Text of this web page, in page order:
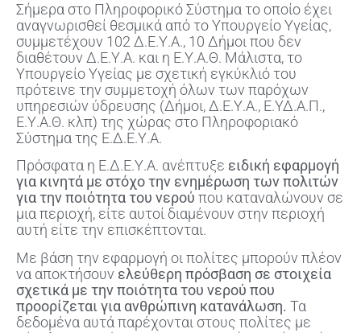
Σήμερα στο Πληροφορικό Σύστημα το οποίο έχει
αναγνωρισθεί θεσμικά από το Υπουργείο Υγείας,
συμμετέχουν 102 Δ.Ε.Υ.Α., 10 Δήμοι που δεν
διαθέτουν Δ.Ε.Υ.Α. και η Ε.Υ.Α.Θ. Μάλιστα, το
Υπουργείο Υγείας με σχετική εγκύκλιό του
πρότεινε την συμμετοχή όλων των παρόχων
υπηρεσιών ύδρευσης (Δήμοι, Δ.Ε.Υ.Α., Ε.ΥΔ.Α.Π.,
Ε.Υ.Α.Θ. κλπ) της χώρας στο Πληροφοριακό
Σύστημα της Ε.Δ.Ε.Υ.Α.
Πρόσφατα η Ε.Δ.Ε.Υ.Α. ανέπτυξε ειδική εφαρμογή
για κινητά με στόχο την ενημέρωση των πολιτών
για την ποιότητα του νερού που καταναλώνουν σε
μια περιοχή, είτε αυτοί διαμένουν στην περιοχή
αυτή είτε την επισκέπτονται.
Με βάση την εφαρμογή οι πολίτες μπορούν πλέον
να αποκτήσουν ελεύθερη πρόσβαση σε στοιχεία
σχετικά με την ποιότητα του νερού που
προορίζεται για ανθρώπινη κατανάλωση. Τα
δεδομένα αυτά παρέχονται στους πολίτες με